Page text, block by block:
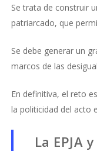
Se trata de construir
patriarcado, que
Se debe generar un
marcos de las
En definitiva, el reto
la politicidad del acto
La EPJA